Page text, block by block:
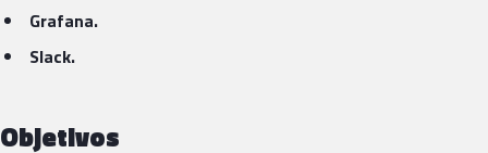
Grafana.
Slack.
Objetivos